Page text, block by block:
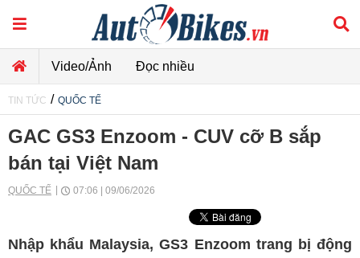
Video/Ảnh Đọc nhiều
TIN TỨC / QUỐC TẾ
GAC GS3 Enzoom - CUV cỡ B sắp
bán tại Việt Nam
QUỐC TẾ 07:06 | 09/06/2026
Nhập khẩu Malaysia, GS3 Enzoom trang bị động